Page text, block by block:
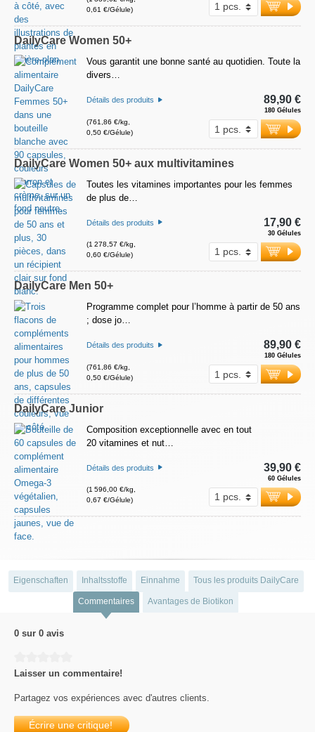
0,61 €/Gélule)
DailyCare Women 50+
Vous garantit une bonne santé au quotidien. Toute la
divers…
Détails des produits
(761,86 €/kg,
0,50 €/Gélule)
180 Gélules
89,90 €
DailyCare Women 50+ aux multivitamines
Toutes les vitamines importantes pour les femmes
de plus de…
Détails des produits
(1 278,57 €/kg,
0,60 €/Gélule)
30 Gélules
17,90 €
DailyCare Men 50+
Programme complet pour l’homme à partir de 50 ans
; dose jo…
Détails des produits
(761,86 €/kg,
0,50 €/Gélule)
180 Gélules
89,90 €
DailyCare Junior
Composition exceptionnelle avec en tout
20 vitamines et nut…
Détails des produits
(1 596,00 €/kg,
0,67 €/Gélule)
60 Gélules
39,90 €
Eigenschaften Inhaltsstoffe Einnahme Tous les produits DailyCare
Commentaires Avantages de Biotikon
0 sur 0 avis
Laisser un commentaire!
Partagez vos expériences avec d'autres clients.
Écrire une critique!